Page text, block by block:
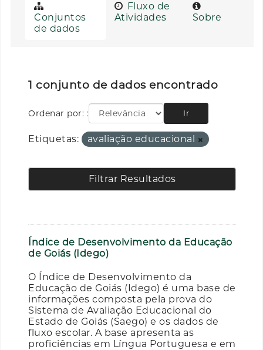
Conjuntos
de dados
Fluxo de
Atividades
Sobre
1 conjunto de dados encontrado
Ordenar por: Ir
Etiquetas: avaliação educacional
Filtrar Resultados
Índice de Desenvolvimento da Educação
de Goiás (Idego)
O Índice de Desenvolvimento da
Educação de Goiás (Idego) é uma base de
informações composta pela prova do
Sistema de Avaliação Educacional do
Estado de Goiás (Saego) e os dados de
fluxo escolar. A base apresenta as
proficiências em Língua Portuguesa e em